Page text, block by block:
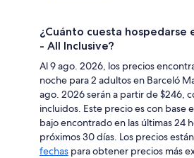
¿Cuánto cuesta hospedarse
- All Inclusive?
Al 9 ago. 2026, los precios
noche para 2 adultos en Barceló
ago. 2026 serán a partir de $246,
incluidos. Este precio es con base
bajo encontrado en las últimas 24
próximos 30 días. Los precios
fechas para obtener precios más